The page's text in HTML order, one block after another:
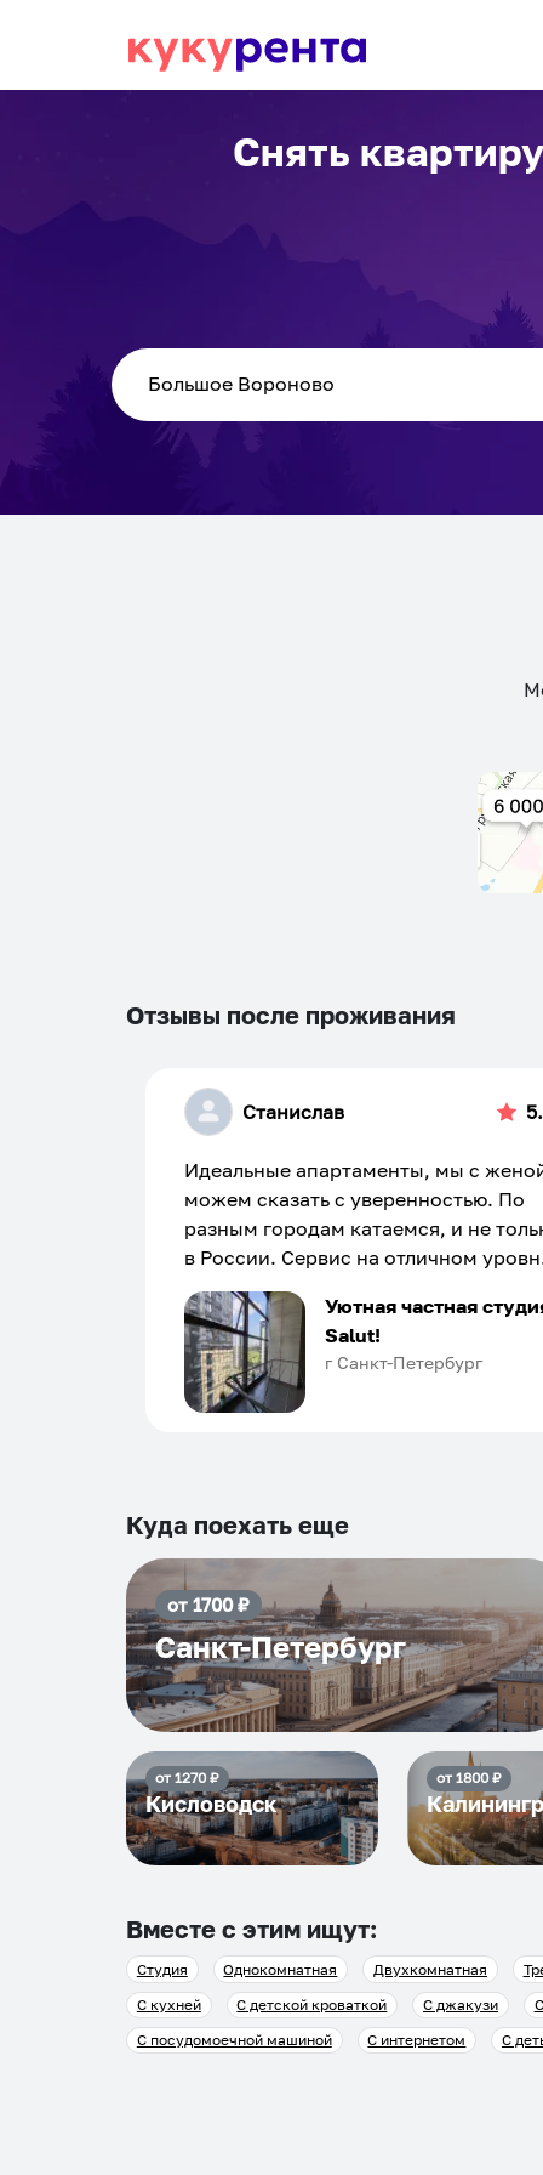
Снять
Отзывы после проживания
Станислав
Идеальные апартаменты, мы с
можем сказать с уверенностью. По
разным городам катаемся, и не
в России. Сервис на отличном
Хозяин апартаментов доброй души
человек, всегда можно
подскажет что как и почему.
Рекомендуем на 100% и вам, и
и сами будем приезжать еще...
Уютная частная
Salut!
г Санкт-Петербург
Куда поехать еще
от 1700₽
Санкт-Петербург
от 1270₽
Кисловодск
от 1800₽
Вместе с этим ищут:
Студия Однокомнатная Двухкомнатная
С кухней
С детской кроваткой С джакузи
С посудомоечной машиной
С интернетом С